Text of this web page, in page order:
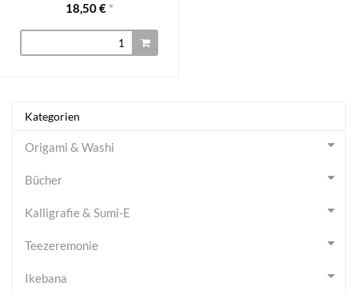
18,50 € *
Kategorien
Origami & Washi
Bücher
Kalligrafie & Sumi-E
Teezeremonie
Ikebana